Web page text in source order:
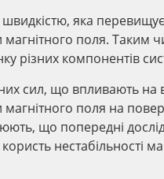
швидкістю, яка
поля. Таким
різних компонентів
сил, що впливають
поля на
що попередні
нестабільності